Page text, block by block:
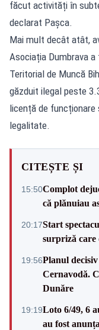
făcut activități în
declarat Pașca.
Mai mult decât atât,
Asociația Dumbrava
Teritorial de Muncă
găzduit ilegal peste
licență de funcționare
legalitate.
CITEȘTE ȘI
15:50Complot
că plănuiau
20:17Start
surpriză care
19:56Planul
Cernavodă.
Dunăre
19:19Loto 6/49, 6
au fost